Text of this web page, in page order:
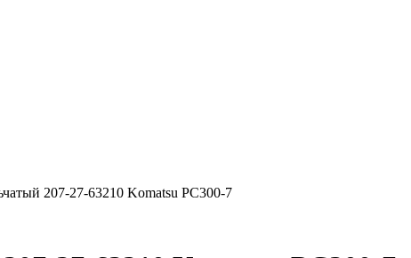
207-27-63210 Komatsu PC300-7